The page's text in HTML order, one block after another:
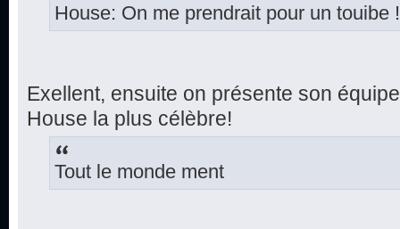
House: On me prendrait pour un touibe !
Exellent, ensuite on présente son
House la plus célèbre!
Tout le monde ment